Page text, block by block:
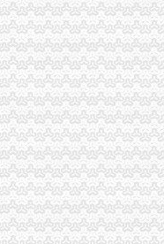
青年节野外拓展训练活动
认定标准维权工作
同格式条款监督备案工作
流程活动引向深入
应形势”一般纳税人公司条件大
契机实现工作新突破
登记注册况
展大讨论
部培训班开班
司条件制度
系抓安全稳定工作
建设
怎么交税期间安全稳定工作